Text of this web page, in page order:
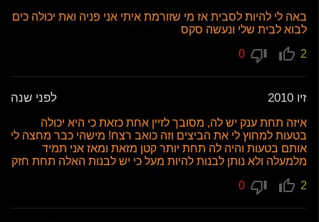
באה לי להיות לסבית אז מי שזורמת איתי אני פניה ואת יכולה כים
לבוא לבית שלי ונעשה סקס
2
זיו 2010 לפני שנה
איזה תחת ענק יש לה, מסובך לזיין אחת כזאת כי היא יכולה
בטעות למחוץ לי את הביצים וזה כואב רצח! מישהי כבר מחצה לי
אותם בטעות והיה לה תחת יותר קטן מזאת ומאז אני תמיד
מלמעלה ולא נותן לבנות להיות מעל כי יש לבנות האלה תחת חזק
2